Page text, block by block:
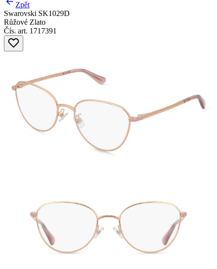
Zpět
Swarovski SK1029D
Růžové Zlato
Čís. art. 1717391